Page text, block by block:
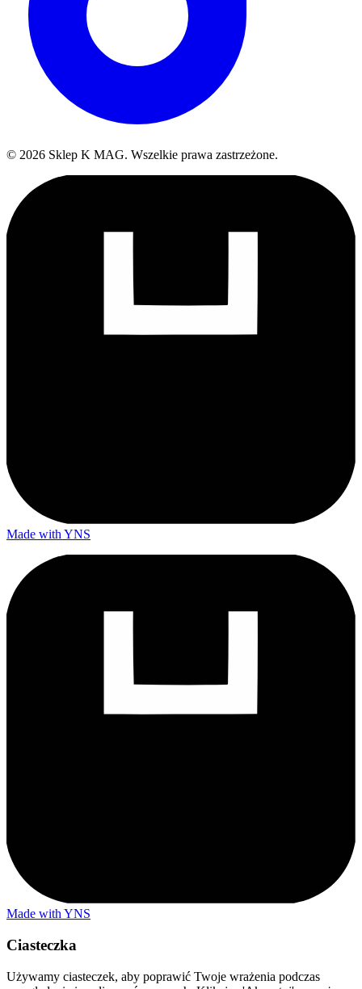
© 2026 Sklep K MAG. Wszelkie prawa zastrzeżone.
Made with YNS
Made with YNS
Ciasteczka
Używamy ciasteczek, aby poprawić Twoje wrażenia podczas